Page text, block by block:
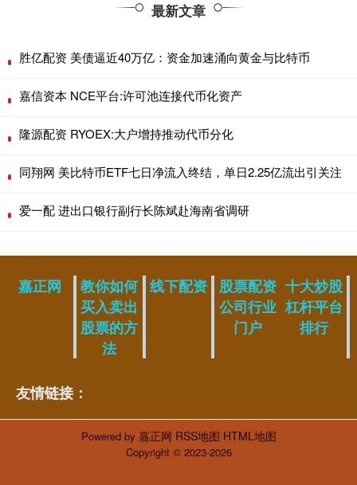
最新文章
胜亿配资 美债逼近40万亿：资金加速涌向黄金与比特币
嘉信资本 NCE平台:许可池连接代币化资产
隆源配资 RYOEX:大户增持推动代币分化
同翔网 美比特币ETF七日净流入终结，单日2.25亿流出引关注
爱一配 进出口银行副行长陈斌赴海南省调研
嘉正网
教你如何
买入卖出
股票的方
法
线下配资 股票配资
公司行业
门户
十大炒股
杠杆平台
排行
友情链接：
Powered by 嘉正网 RSS地图 HTML地图
Copyright © 2023-2026